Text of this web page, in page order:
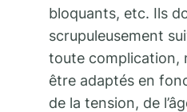
bloquants, etc. Ils
scrupuleusement
toute complication,
être adaptés en
de la tension, de